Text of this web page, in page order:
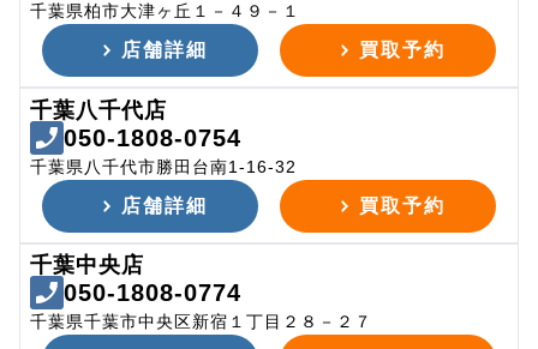
千葉県柏市大津ヶ丘１－４９－１
店舗詳細 買取予約
千葉八千代店
050-1808-0754
千葉県八千代市勝田台南1-16-32
店舗詳細 買取予約
千葉中央店
050-1808-0774
千葉県千葉市中央区新宿１丁目２８－２７